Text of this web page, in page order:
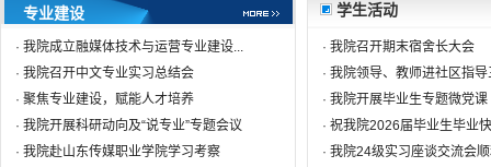
专业建设 学生活动
· 我院成立融媒体技术与运营专业建设...
· 我院召开中文专业实习总结会
· 聚焦专业建设，赋能人才培养
· 我院开展科研动向及“说专业”专题会议
· 我院赴山东传媒职业学院学习考察
· 我院召开期末宿舍长大会
· 我院领导、教师进社区指
· 我院开展毕业生专题微党课
· 祝我院2026届毕业生毕业
· 我院24级实习座谈交流会